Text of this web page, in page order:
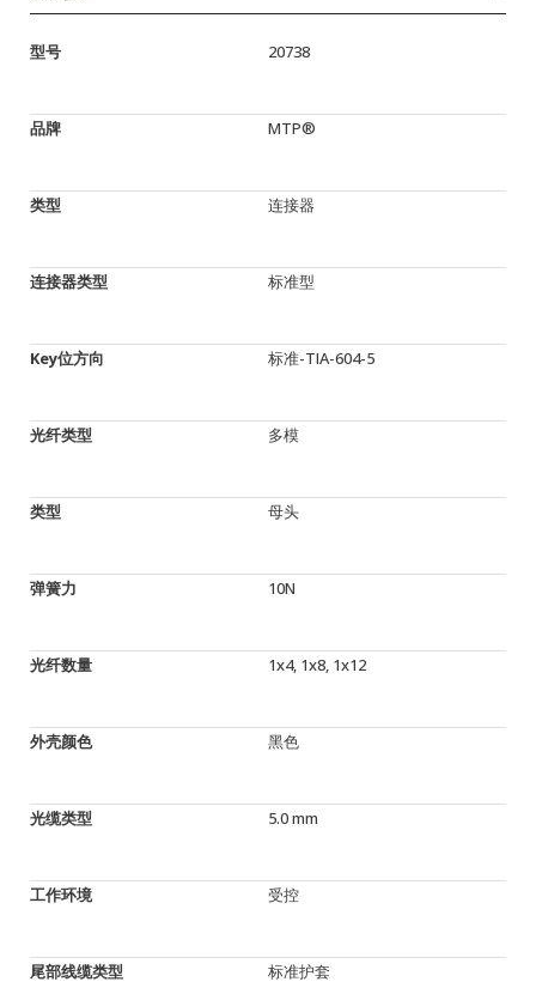
型号 20738
品牌 MTP®
类型 连接器
连接器类型 标准型
Key位方向 标准-TIA-604-5
光纤类型 多模
类型 母头
弹簧力 10N
光纤数量 1x4, 1x8, 1x12
外壳颜色 黑色
光缆类型 5.0 mm
工作环境 受控
尾部线缆类型 标准护套